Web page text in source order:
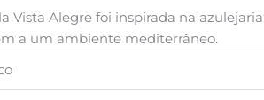
Vista Alegre foi inspirada na
a um ambiente mediterrâneo.